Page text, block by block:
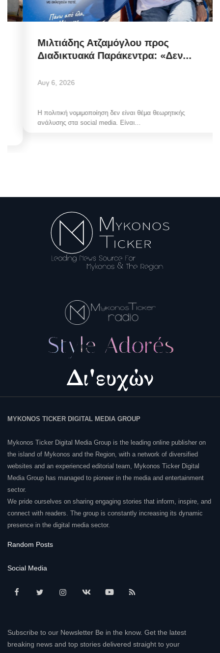
Μιλτιάδης Ατζαμόγλου προς
Διαδικτυακά Παράκεντρα: «Δεν...
Αυγ 6, 2026
Η πολιτική νομιμοποίηση δεν είναι θέμα θεωρητικής
ανάλυσης στα social media. Είναι...
MYKONOS TICKER DIGITAL MEDIA GROUP
Mykonos Ticker Digital Media Group is the leading online publisher on
the island of Mykonos and the Region, with a network of diversified
websites and an experienced editorial team, Mykonos Ticker Digital
Media Group has managed to pioneer in the media and entertainment
sector.
We pride ourselves on sharing engaging stories that inform, inspire, and
connect with readers. The group is constantly increasing its dynamic
presence in the digital media sector.
Random Posts
Social Media
Subscribe to our Newsletter Be in the know. Get the latest
breaking news and top stories delivered straight to your